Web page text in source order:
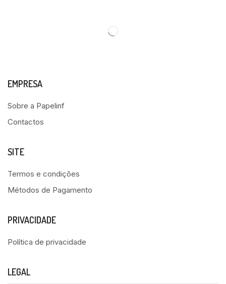
EMPRESA
Sobre a Papelinf
Contactos
SITE
Termos e condições
Métodos de Pagamento
PRIVACIDADE
Política de privacidade
LEGAL